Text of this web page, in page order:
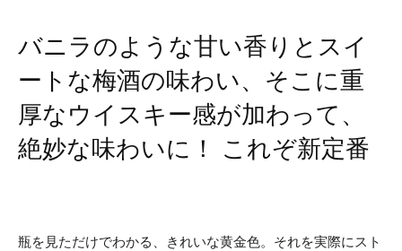
バニラのような甘い香りとスイ
ートな梅酒の味わい、そこに重
厚なウイスキー感が加わって、
絶妙な味わいに！ これぞ新定番
瓶を見ただけでわかる、きれいな黄金色。それを実際にスト